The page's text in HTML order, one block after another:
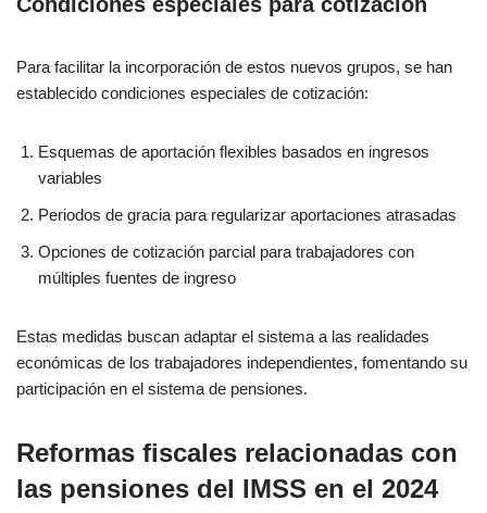
Para facilitar la incorporación de estos nuevos grupos, se han
establecido condiciones especiales de cotización:
Esquemas de aportación flexibles basados en ingresos
variables
Periodos de gracia para regularizar aportaciones atrasadas
Opciones de cotización parcial para trabajadores con
múltiples fuentes de ingreso
Estas medidas buscan adaptar el sistema a las realidades
económicas de los trabajadores independientes, fomentando su
participación en el sistema de pensiones.
Reformas fiscales relacionadas con
las pensiones del IMSS en el 2024